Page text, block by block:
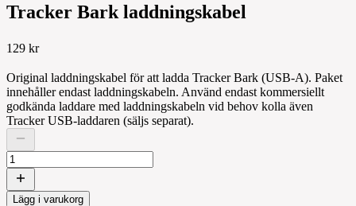
Tracker Bark laddningskabel
129 kr
Original laddningskabel för att ladda Tracker Bark (USB-A). Paket
innehåller endast laddningskabeln. Använd endast kommersiellt
godkända laddare med laddningskabeln vid behov kolla även
Tracker USB-laddaren (säljs separat).
Lägg i varukorg